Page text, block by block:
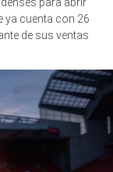
ya cuenta con 26
de sus ventas